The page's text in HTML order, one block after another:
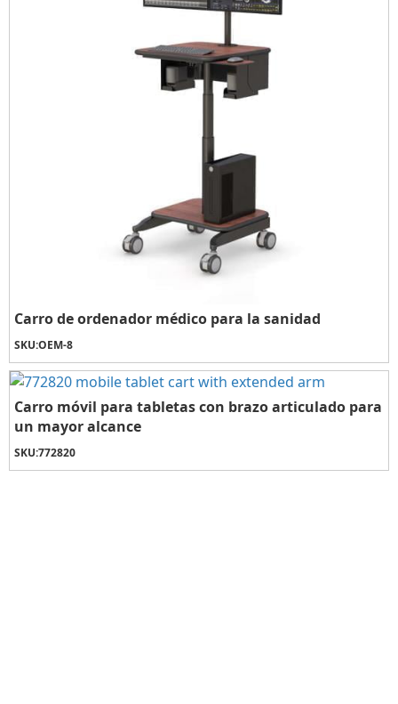
Carro de ordenador médico para la sanidad
SKU:OEM-8
Carro móvil para tabletas con brazo articulado para
un mayor alcance
SKU:772820